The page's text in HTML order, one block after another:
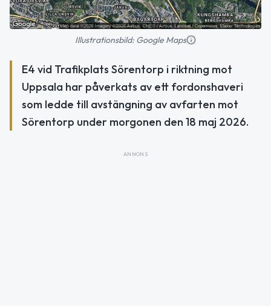
Illustrationsbild: Google Maps
E4 vid Trafikplats Sörentorp i riktning mot
Uppsala har påverkats av ett fordonshaveri
som ledde till avstängning av avfarten mot
Sörentorp under morgonen den 18 maj 2026.
ANNONS